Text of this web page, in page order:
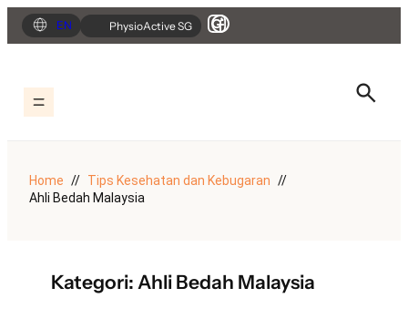
Lewati
konten
EN PhysioActive SG
Home
Tips Kesehatan dan Kebugaran
Ahli Bedah Malaysia
Kategori: Ahli Bedah Malaysia